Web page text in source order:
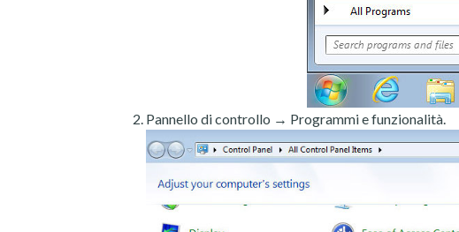
Pannello di controllo → Programmi e funzionalità.